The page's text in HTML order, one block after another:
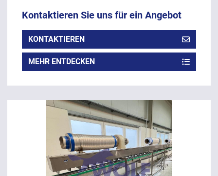
Kontaktieren Sie uns für ein Angebot
KONTAKTIEREN
MEHR ENTDECKEN